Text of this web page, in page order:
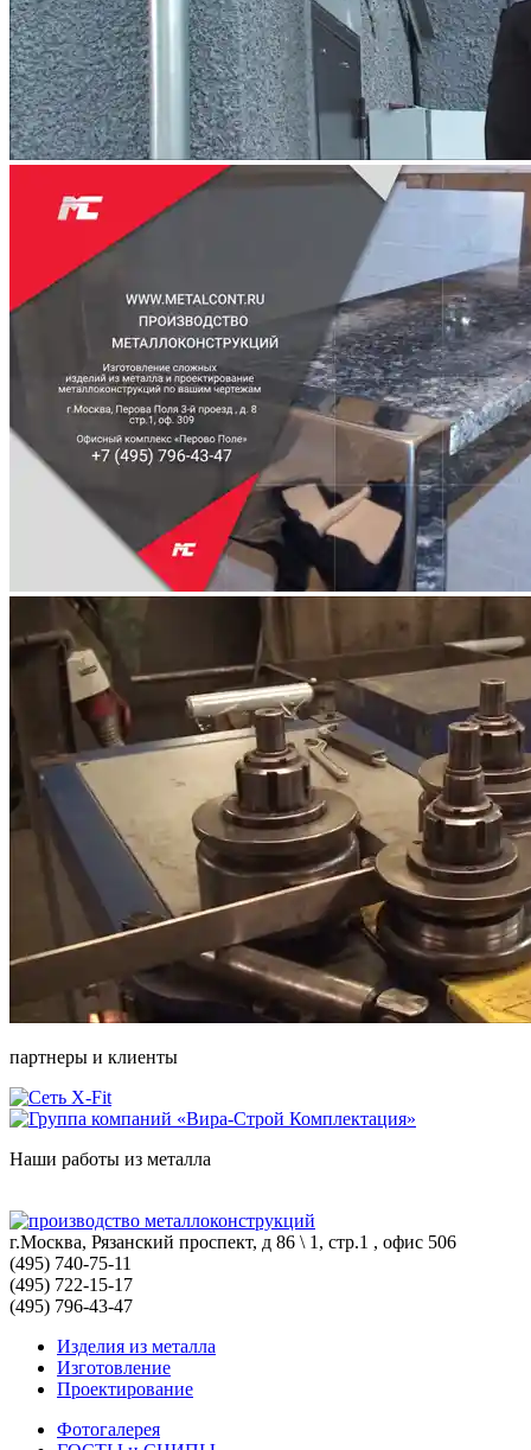
партнеры и клиенты
Наши работы из металла
г.Москва, Рязанский проспект, д 86 \ 1, стр.1 , офис 506
(495) 740-75-11
(495) 722-15-17
(495) 796-43-47
Изделия из металла
Изготовление
Проектирование
Фотогалерея